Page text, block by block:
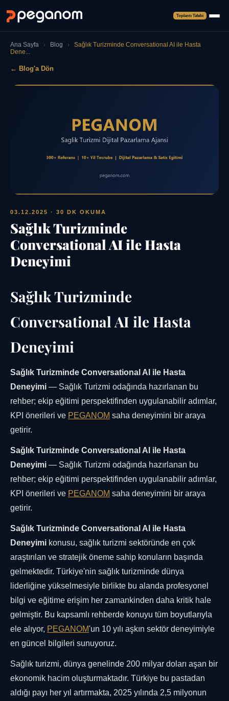
Toplantı Talebi
Ana Sayfa › Blog ›
Sağlık Turizminde Conversational AI ile Hasta
Dene...
← Blog'a Dön
03.12.2025 · 30 DK OKUMA
Sağlık Turizminde
Conversational AI ile Hasta
Deneyimi
Sağlık Turizminde
Conversational AI ile Hasta
Deneyimi
Sağlık Turizminde Conversational AI ile Hasta
Deneyimi — Sağlık Turizmi odağında hazırlanan bu
rehber; ekip eğitimi perspektifinden uygulanabilir adımlar,
KPI önerileri ve PEGANOM saha deneyimini bir araya
getirir.
Sağlık Turizminde Conversational AI ile Hasta
Deneyimi — Sağlık Turizmi odağında hazırlanan bu
rehber; ekip eğitimi perspektifinden uygulanabilir adımlar,
KPI önerileri ve PEGANOM saha deneyimini bir araya
getirir.
Sağlık Turizminde Conversational AI ile Hasta
Deneyimi konusu, sağlık turizmi sektöründe en çok
araştırılan ve stratejik öneme sahip konuların başında
gelmektedir. Türkiye'nin sağlık turizminde dünya
liderliğine yükselmesiyle birlikte bu alanda profesyonel
bilgi ve eğitime erişim her zamankinden daha kritik hale
gelmiştir. Bu kapsamlı rehberde konuyu tüm boyutlarıyla
ele alıyor, PEGANOM'un 10 yılı aşkın sektör deneyimiyle
en güncel bilgileri sunuyoruz.
Sağlık turizmi, dünya genelinde 200 milyar doları aşan bir
ekonomik hacim oluşturmaktadır. Türkiye bu pastadan
aldığı payı her yıl artırmakta, 2025 yılında 2,5 milyonun